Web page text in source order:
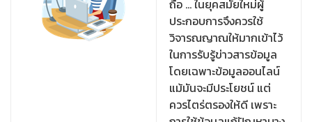
ถือ … ในยุคสมัยใหม่ผู้
ประกอบการจึงควรใช้
วิจารณญาณให้มากเข้าไว้
ในการรับรู้ข่าวสารข้อมูล
โดยเฉพาะข้อมูลออนไลน์
แม้มันจะมีประโยชน์ แต่
ควรไตร่ตรองให้ดี เพราะ